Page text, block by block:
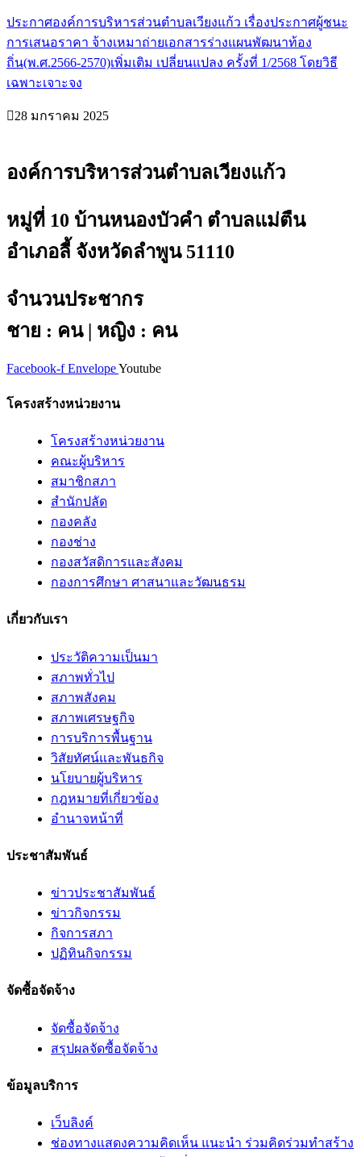
ประกาศองค์การบริหารส่วนตำบลเวียงแก้ว เรื่องประกาศผู้ชนะ
การเสนอราคา จ้างเหมาถ่ายเอกสารร่างแผนพัฒนาท้อง
ถิ่น(พ.ศ.2566-2570)เพิ่มเติม เปลี่ยนแปลง ครั้งที่ 1/2568 โดยวิธี
เฉพาะเจาะจง
28 มกราคม 2025
องค์การบริหารส่วนตำบลเวียงแก้ว
หมู่ที่ 10 บ้านหนองบัวคำ ตำบลแม่ตืน
อำเภอลี้ จังหวัดลำพูน 51110
จำนวนประชากร
ชาย : คน | หญิง : คน
Facebook-f EnvelopeYoutube
โครงสร้างหน่วยงาน
โครงสร้างหน่วยงาน
คณะผู้บริหาร
สมาชิกสภา
สำนักปลัด
กองคลัง
กองช่าง
กองสวัสดิการและสังคม
กองการศึกษา ศาสนาและวัฒนธรม
เกี่ยวกับเรา
ประวัติความเป็นมา
สภาพทั่วไป
สภาพสังคม
สภาพเศรษฐกิจ
การบริการพื้นฐาน
วิสัยทัศน์และพันธกิจ
นโยบายผู้บริหาร
กฎหมายที่เกี่ยวข้อง
อํานาจหน้าที่
ประชาสัมพันธ์
ข่าวประชาสัมพันธ์
ข่าวกิจกรรม
กิจการสภา
ปฏิทินกิจกรรม
จัดซื้อจัดจ้าง
จัดซื้อจัดจ้าง
สรุปผลจัดซื้อจัดจ้าง
ข้อมูลบริการ
เว็บลิงค์
ช่องทางแสดงความคิดเห็น แนะนำ ร่วมคิดร่วมทำสร้าง